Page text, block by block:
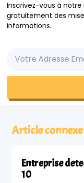
Inscrivez-vous à
gratuitement des
informations.
Article connexe
Entreprise
10